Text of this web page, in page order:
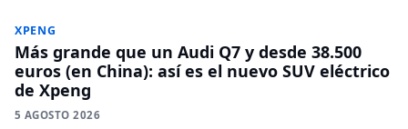
XPENG
Más grande que un Audi Q7 y desde 38.500
euros (en China): así es el nuevo SUV eléctrico
de Xpeng
5 AGOSTO 2026